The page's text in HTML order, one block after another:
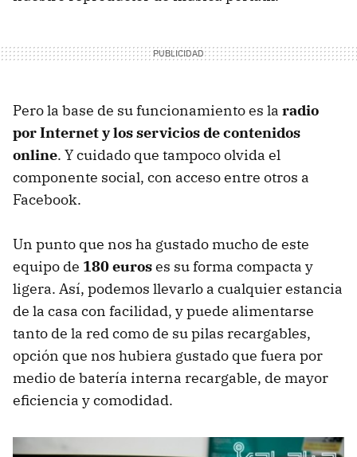
Pero la base de su funcionamiento es la radio
por Internet y los servicios de contenidos
online. Y cuidado que tampoco olvida el
componente social, con acceso entre otros a
Facebook.
Un punto que nos ha gustado mucho de este
equipo de 180 euroses su forma compacta y
ligera. Así, podemos llevarlo a cualquier estancia
de la casa con facilidad, y puede alimentarse
tanto de la red como de su pilas recargables,
opción que nos hubiera gustado que fuera por
medio de batería interna recargable, de mayor
eficiencia y comodidad.